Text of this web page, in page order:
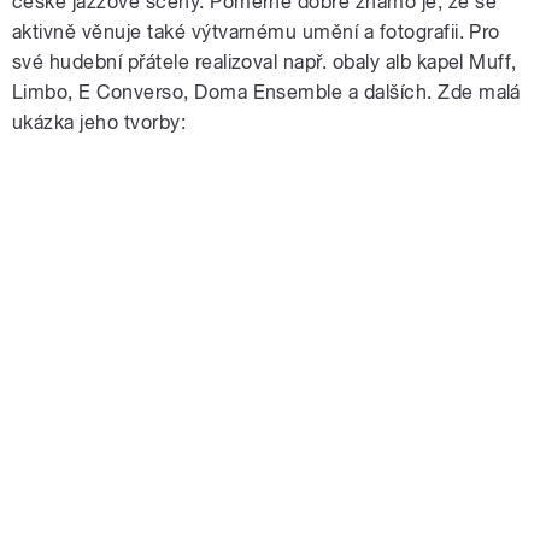
aktivně věnuje také výtvarnému umění a fotografii. Pro
své hudební přátele realizoval např. obaly alb kapel Muff,
Limbo, E Converso, Doma Ensemble a dalších. Zde malá
ukázka jeho tvorby: